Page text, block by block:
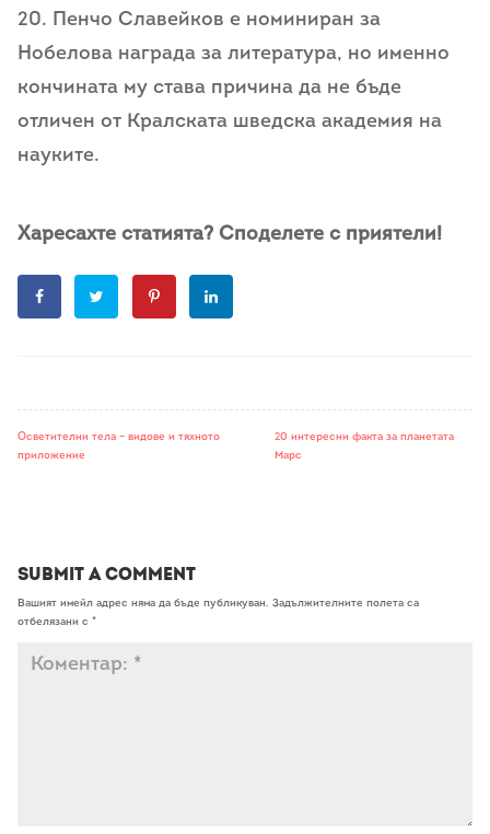
20. Пенчо Славейков е номиниран за
Нобелова награда за литература, но именно
кончината му става причина да не бъде
отличен от Кралската шведска академия на
науките.
Харесахте статията? Споделете с приятели!
Осветителни тела – видове и тяхното
приложение
20 интересни факта за планетата
Марс
Submit a Comment
Вашият имейл адрес няма да бъде публикуван. Задължителните полета са
отбелязани с *